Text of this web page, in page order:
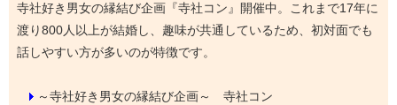
寺社好き男女の縁結び企画『寺社コン』開催中。これまで17年に
渡り800人以上が結婚し、趣味が共通しているため、初対面でも
話しやすい方が多いのが特徴です。
～寺社好き男女の縁結び企画～ 寺社コン